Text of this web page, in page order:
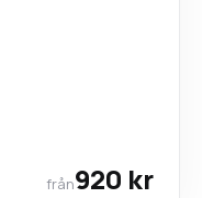
från920 kr